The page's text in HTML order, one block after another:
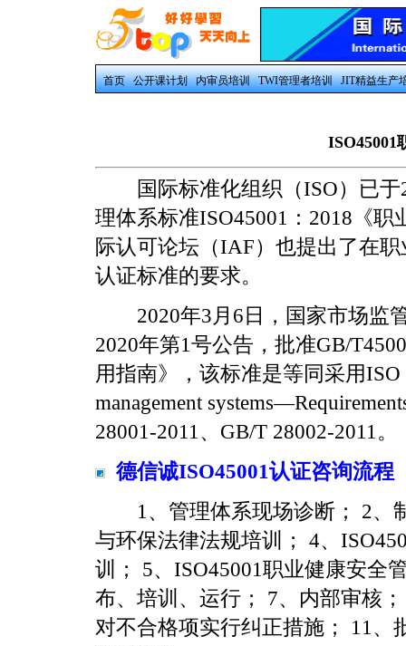
首页 公开课计划 内审员培训 TWI管理者培训 JIT精益生产
ISO45001
国际标准化组织（ISO）已于
理体系标准ISO45001：2018《
际认可论坛（IAF）也提出了在
认证标准的要求。
2020年3月6日，国家市场监管
2020年第1号公告，批准GB/
用指南》，该标准是等同采用ISO
management
28001-2011、GB/T 28002-2011。
德信诚ISO45001认证咨询流程
1、管理体系现场诊断； 2、
与环保法律法规培训； 4、
训； 5、ISO45001职业健康安全
布、培训、运行； 7、内部审核
对不合格项实行纠正措施； 11、